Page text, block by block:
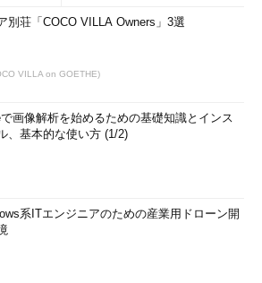
別荘「COCO VILLA Owners」3選
VILLA on GOETHE)
画像解析を始めるための基礎知識とインス
、基本的な使い方 (1/2)
系ITエンジニアのための産業用ドローン開